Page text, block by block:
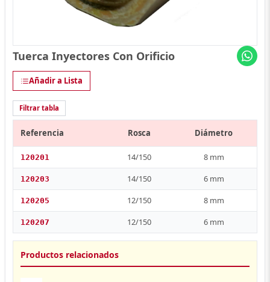
Tuerca Inyectores Con Orificio
Añadir a Lista
Filtrar tabla
Referencia Rosca Diámetro
120201 14/150 8 mm
120203 14/150 6 mm
120205 12/150 8 mm
120207 12/150 6 mm
Productos relacionados